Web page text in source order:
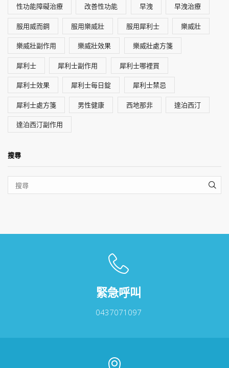
性功能障礙治療 改善性功能 早洩 早洩治療
服用威而鋼 服用樂威壯 服用犀利士 樂威壯
樂威壯副作用 樂威壯效果 樂威壯處方箋
犀利士 犀利士副作用 犀利士哪裡買
犀利士效果 犀利士每日錠 犀利士禁忌
犀利士處方箋 男性健康 西地那非 達泊西汀
達泊西汀副作用
搜尋
緊急呼叫
0437071097